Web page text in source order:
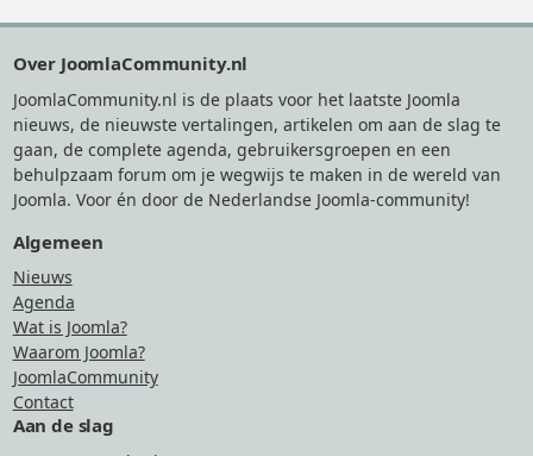
Over JoomlaCommunity.nl
JoomlaCommunity.nl is de plaats voor het laatste Joomla
nieuws, de nieuwste vertalingen, artikelen om aan de slag te
gaan, de complete agenda, gebruikersgroepen en een
behulpzaam forum om je wegwijs te maken in de wereld van
Joomla. Voor én door de Nederlandse Joomla-community!
Algemeen
Nieuws
Agenda
Wat is Joomla?
Waarom Joomla?
JoomlaCommunity
Contact
Aan de slag